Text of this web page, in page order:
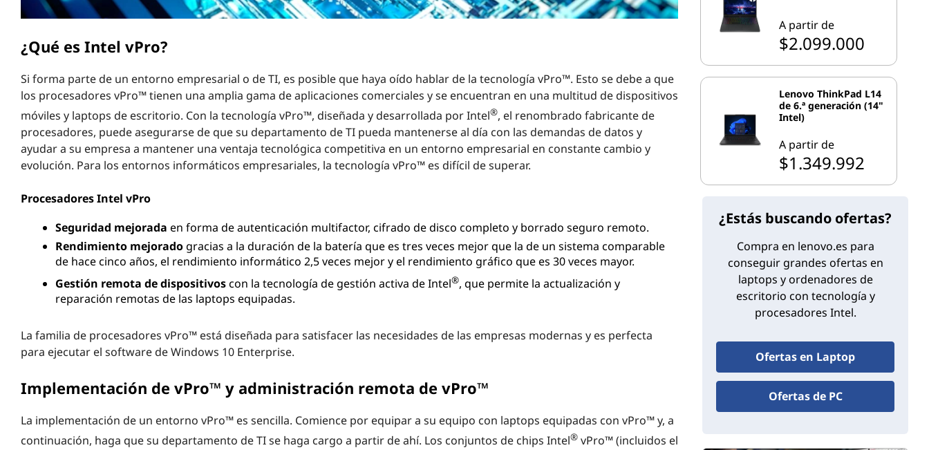
¿Qué es Intel vPro?
Si forma parte de un entorno empresarial o de TI, es posible que haya oído hablar de la tecnología vPro™. Esto se debe a que
los procesadores vPro™ tienen una amplia gama de aplicaciones comerciales y se encuentran en una multitud de dispositivos
móviles y laptops de escritorio. Con la tecnología vPro™, diseñada y desarrollada por Intel®, el renombrado fabricante de
procesadores, puede asegurarse de que su departamento de TI pueda mantenerse al día con las demandas de datos y
ayudar a su empresa a mantener una ventaja tecnológica competitiva en un entorno empresarial en constante cambio y
evolución. Para los entornos informáticos empresariales, la tecnología vPro™ es difícil de superar.
Procesadores Intel vPro
Seguridad mejorada en forma de autenticación multifactor, cifrado de disco completo y borrado seguro remoto.
Rendimiento mejorado gracias a la duración de la batería que es tres veces mejor que la de un sistema comparable
de hace cinco años, el rendimiento informático 2,5 veces mejor y el rendimiento gráfico que es 30 veces mayor.
Gestión remota de dispositivoscon la tecnología de gestión activa de Intel®, que permite la actualización y
reparación remotas de las laptops equipadas.
La familia de procesadores vPro™ está diseñada para satisfacer las necesidades de las empresas modernas y es perfecta
para ejecutar el software de Windows 10 Enterprise.
Implementación de vPro™ y administración remota de vPro™
La implementación de un entorno vPro™ es sencilla. Comience por equipar a su equipo con laptops equipadas con vPro™ y, a
continuación, haga que su departamento de TI se haga cargo a partir de ahí. Los conjuntos de chips Intel® vPro™ (incluidos el
A partir de
$2.099.000
Lenovo ThinkPad L14
de 6.ª generación (14"
Intel)
A partir de
$1.349.992
¿Estás buscando ofertas?
Compra en lenovo.es para
conseguir grandes ofertas en
laptops y ordenadores de
escritorio con tecnología y
procesadores Intel.
Ofertas en Laptop
Ofertas de PC